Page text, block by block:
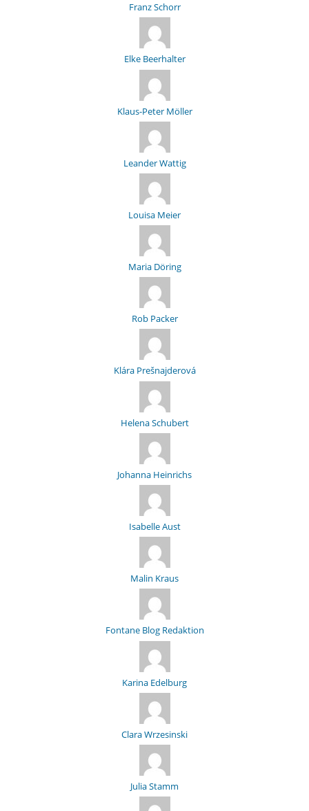
Franz Schorr
Elke Beerhalter
Klaus-Peter Möller
Leander Wattig
Louisa Meier
Maria Döring
Rob Packer
Klára Prešnajderová
Helena Schubert
Johanna Heinrichs
Isabelle Aust
Malin Kraus
Fontane Blog Redaktion
Karina Edelburg
Clara Wrzesinski
Julia Stamm